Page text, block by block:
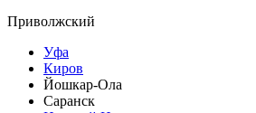
Приволжский
Уфа
Киров
Йошкар-Ола
Саранск